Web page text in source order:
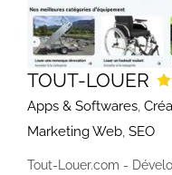
TOUT-LOUER
Apps & Softwares,
Marketing Web, SEO
Tout-Louer.com -